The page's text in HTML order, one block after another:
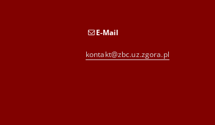
E-Mail
kontakt@zbc.uz.zgora.pl